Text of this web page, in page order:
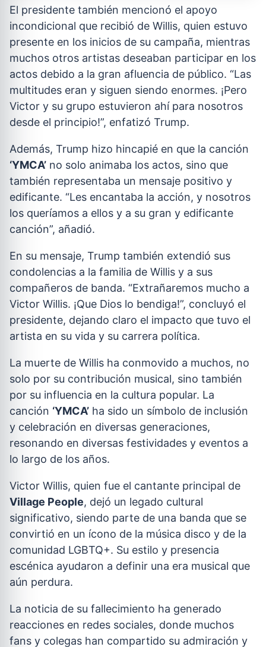
El presidente también mencionó el apoyo
incondicional que recibió de Willis, quien estuvo
presente en los inicios de su campaña, mientras
muchos otros artistas deseaban participar en los
actos debido a la gran afluencia de público. “Las
multitudes eran y siguen siendo enormes. ¡Pero
Victor y su grupo estuvieron ahí para nosotros
desde el principio!”, enfatizó Trump.
Además, Trump hizo hincapié en que la canción
‘YMCA’ no solo animaba los actos, sino que
también representaba un mensaje positivo y
edificante. “Les encantaba la acción, y nosotros
los queríamos a ellos y a su gran y edificante
canción”, añadió.
En su mensaje, Trump también extendió sus
condolencias a la familia de Willis y a sus
compañeros de banda. “Extrañaremos mucho a
Victor Willis. ¡Que Dios lo bendiga!”, concluyó el
presidente, dejando claro el impacto que tuvo el
artista en su vida y su carrera política.
La muerte de Willis ha conmovido a muchos, no
solo por su contribución musical, sino también
por su influencia en la cultura popular. La
canción ‘YMCA’ ha sido un símbolo de inclusión
y celebración en diversas generaciones,
resonando en diversas festividades y eventos a
lo largo de los años.
Victor Willis, quien fue el cantante principal de
Village People, dejó un legado cultural
significativo, siendo parte de una banda que se
convirtió en un ícono de la música disco y de la
comunidad LGBTQ+. Su estilo y presencia
escénica ayudaron a definir una era musical que
aún perdura.
La noticia de su fallecimiento ha generado
reacciones en redes sociales, donde muchos
fans y colegas han compartido su admiración y